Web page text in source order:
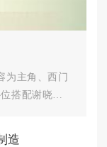
为主角、西门
搭配谢晓峰
造